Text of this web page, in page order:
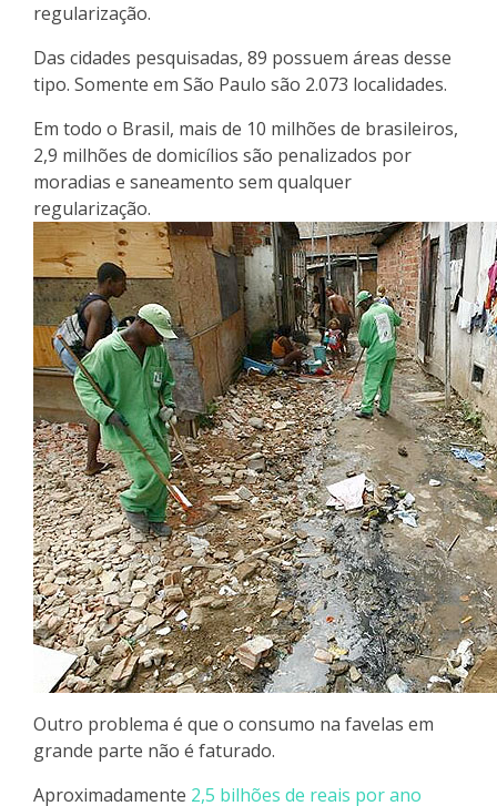
regularização.
Das cidades pesquisadas, 89 possuem áreas desse
tipo. Somente em São Paulo são 2.073 localidades.
Em todo o Brasil, mais de 10 milhões de brasileiros,
2,9 milhões de domicílios são penalizados por
moradias e saneamento sem qualquer
regularização.
Outro problema é que o consumo na favelas em
grande parte não é faturado.
Aproximadamente 2,5 bilhões de reais por ano